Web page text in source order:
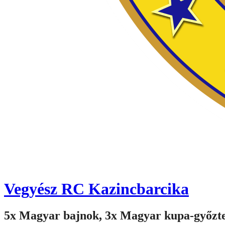
Vegyész RC Kazincbarcika
5x Magyar bajnok, 3x Magyar kupa-